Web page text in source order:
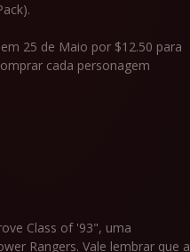
25 de Maio por $12.50 para
cada personagem
Class of '93", uma
Rangers. Vale lembrar que a